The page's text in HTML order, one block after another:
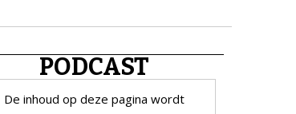
PODCAST
De inhoud op deze pagina wordt